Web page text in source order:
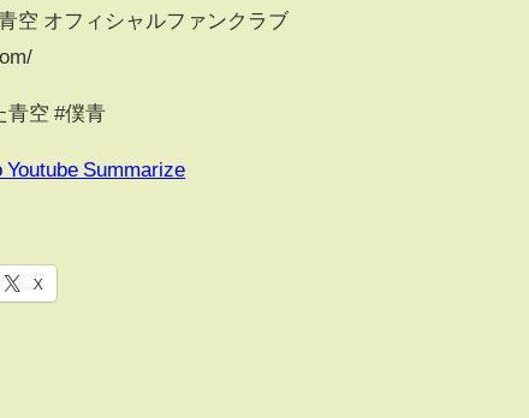
空 オフィシャルファンクラブ
青空 #僕青
Youtube Summarize
X